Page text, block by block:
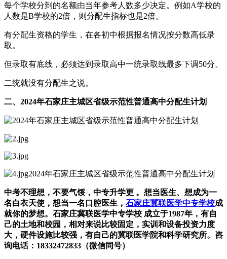
每个学校分到的名额由当年参考人数多少决定。例如A学校的
人数是B学校的2倍，则分配生指标也是2倍。
有分配生资格的学生，在各初中根据报名情况按分数高低录
取。
但录取有底线，必须达到录取高中一统录取线最多下调50分。
二统就没有分配生之说。
二、2024年石家庄主城区省级示范性普通高中分配生计划
中考不理想，不要气馁，中专升学更 。想当医生、想成为一
名白衣天使，想当一名口腔医生， 石家庄冀联医学中专学校成
就你的梦想。石家庄冀联医学中专学校 成立于1987年，有自
己的土地和校园，相对来说比较固定，实训和设备投资力度
大，硬件设施比较强，有自己的冀联医学院和科学研究所。咨
询电话：18332472833（微信同号）